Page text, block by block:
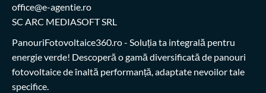
office@e-agentie.ro
SC ARC MEDIASOFT SRL
PanouriFotovoltaice360.ro- Soluția ta integrală pentru
energie verde! Descoperă o gamă diversificată de panouri
fotovoltaice de înaltă performanță, adaptate nevoilor tale
specifice.